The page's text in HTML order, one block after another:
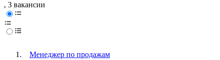
, 3 вакансии
Менеджер по продажам